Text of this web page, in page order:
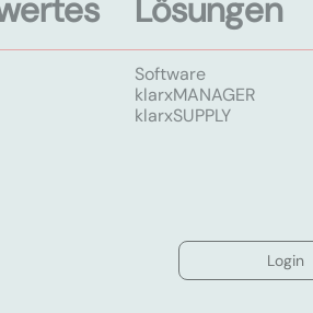
Lösungen
Software
klarxMANAGER
klarxSUPPLY
Login